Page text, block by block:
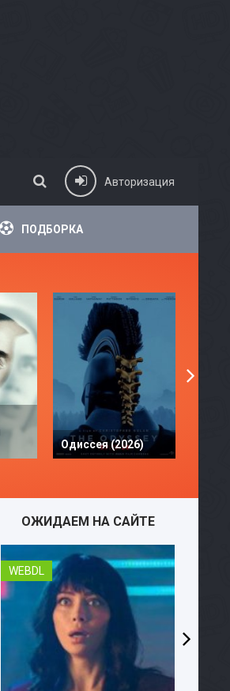
Авторизация
ПОДБОРКА
Одиссея (2026)
ОЖИДАЕМ НА САЙТЕ
WEBDL